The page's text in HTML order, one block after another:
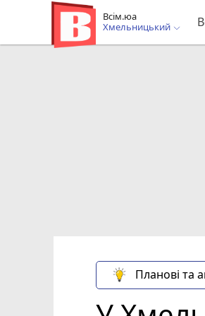
Всім.юа
Хмельницький
Планові та